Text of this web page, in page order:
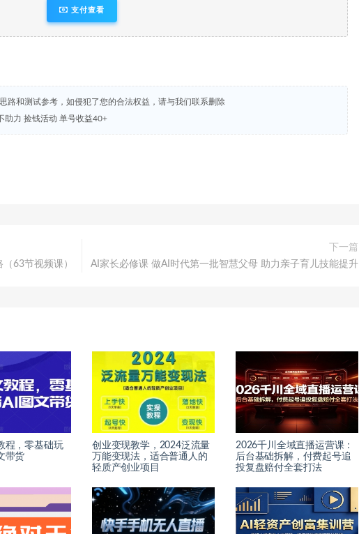
支付查看
路和测试参考，如侵犯了您的合法权益，请与我们联系删除
助力 捡钱活动 单号收益40+
63节视频课）
下一篇
AI家长必修课 做AI时代第一批智慧父母 助力亲子育儿技能提升
程，零基础玩
带货
创业变现教学，2024泛流量
万能变现法，适合普通人的
轻质产创业项目
2026千川全域直播运营课：
后台基础拆解，付费起号追
投复盘赔付全套打法